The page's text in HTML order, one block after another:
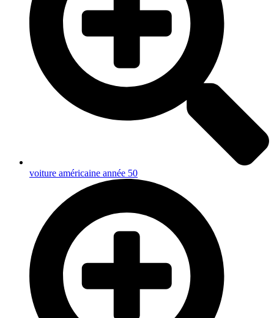
voiture américaine année 50